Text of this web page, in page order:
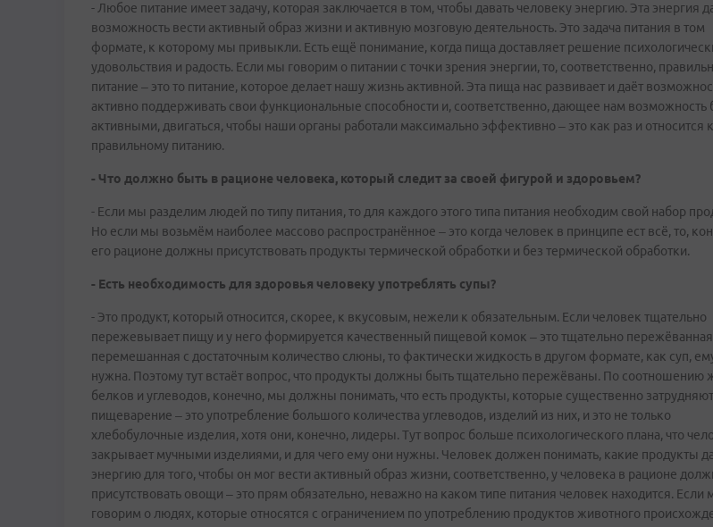
- Любое питание имеет задачу, которая заключается в том, чтобы давать человеку энергию. Эта энергия
возможность вести активный образ жизни и активную мозговую деятельность. Это задача питания в том
формате, к которому мы привыкли. Есть ещё понимание, когда пища доставляет решение
удовольствия и радость. Если мы говорим о питании с точки зрения энергии, то, соответственно,
питание – это то питание, которое делает нашу жизнь активной. Эта пища нас развивает и даёт
активно поддерживать свои функциональные способности и, соответственно, дающее нам возможность
активными, двигаться, чтобы наши органы работали максимально эффективно – это как раз и относится к
правильному питанию.
- Что должно быть в рационе человека, который следит за своей фигурой и здоровьем?
- Если мы разделим людей по типу питания, то для каждого этого типа питания необходим свой набор
Но если мы возьмём наиболее массово распространённое – это когда человек в принципе ест всё, то,
его рационе должны присутствовать продукты термической обработки и без термической обработки.
- Есть необходимость для здоровья человеку употреблять супы?
- Это продукт, который относится, скорее, к вкусовым, нежели к обязательным. Если человек тщательно
пережевывает пищу и у него формируется качественный пищевой комок – это тщательно
перемешанная с достаточным количество слюны, то фактически жидкость в другом формате, как суп,
нужна. Поэтому тут встаёт вопрос, что продукты должны быть тщательно пережёваны. По соотношению
белков и углеводов, конечно, мы должны понимать, что есть продукты, которые существенно
пищеварение – это употребление большого количества углеводов, изделий из них, и это не только
хлебобулочные изделия, хотя они, конечно, лидеры. Тут вопрос больше психологического плана, что
закрывает мучными изделиями, и для чего ему они нужны. Человек должен понимать, какие продукты
энергию для того, чтобы он мог вести активный образ жизни, соответственно, у человека в рационе
присутствовать овощи – это прям обязательно, неважно на каком типе питания человек находится. Если
говорим о людях, которые относятся с ограничением по употреблению продуктов животного